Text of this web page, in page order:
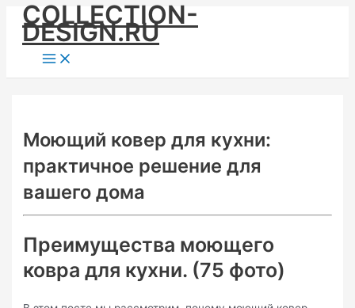
Skip
content
COLLECTION-
DESIGN.RU
Main
Menu
Моющий ковер для кухни:
практичное решение для
вашего дома
Преимущества моющего
ковра для кухни. (75 фото)